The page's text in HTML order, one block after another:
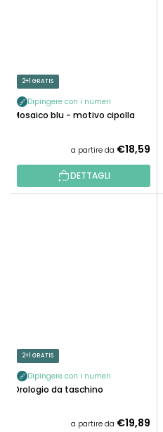
2+1 GRATIS
Dipingere con i numeri
Mosaico blu - motivo cipolla
a partire da €18,59
DETTAGLI
2+1 GRATIS
Dipingere con i numeri
Orologio da taschino
a partire da €19,89